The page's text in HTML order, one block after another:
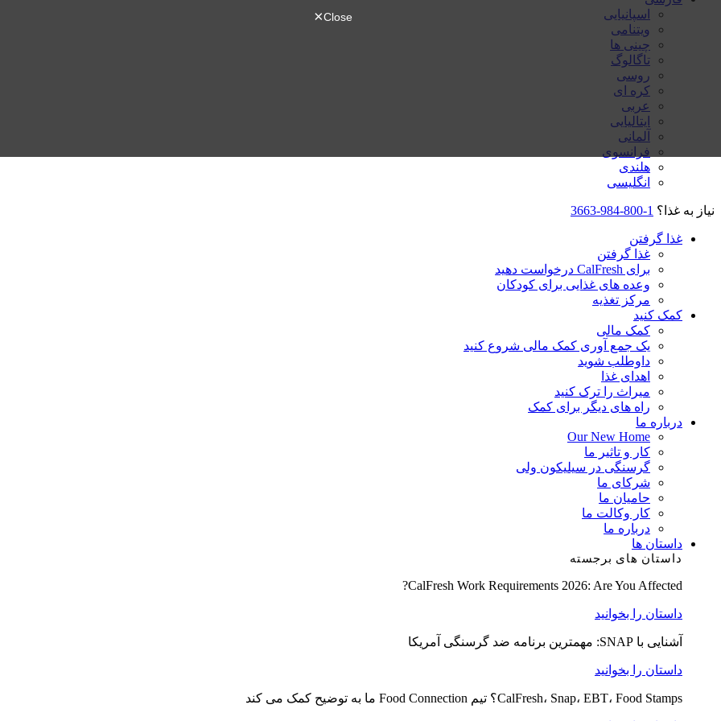
اسپانیایی
ویتنامی
چینی ها
تاگالوگ
روسی
کره ای
عربی
ایتالیایی
آلمانی
فرانسوی
هلندی
انگلیسی
نیاز به غذا؟ 1-800-984-3663
غذا گرفتن
غذا گرفتن
برای CalFresh درخواست دهید
وعده های غذایی برای کودکان
مرکز تغذیه
کمک کنید
کمک مالی
یک جمع آوری کمک مالی شروع کنید
داوطلب شوید
اهدای غذا
میراث را ترک کنید
راه های دیگر برای کمک
درباره ما
Our New Home
کار و تاثیر ما
گرسنگی در سیلیکون ولی
شرکای ما
حامیان ما
کار وکالت ما
درباره ما
داستان ها
داستان های برجسته
CalFresh Work Requirements 2026: Are You Affected?
داستان را بخوانید
آشنایی با SNAP: مهمترین برنامه ضد گرسنگی آمریکا
داستان را بخوانید
CalFresh، Snap، EBT، Food Stamps؟ تیم Food Connection ما به توضیح کمک می کند